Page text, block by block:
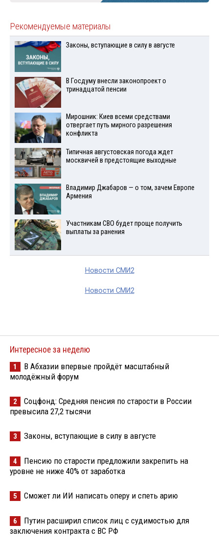
Рекомендуемые материалы
Законы, вступающие в силу в августе
В Госдуму внесли законопроект о
тринадцатой пенсии
Мирошник: Киев всеми средствами
отвергает путь мирного разрешения
конфликта
Типичная августовская погода ждет
москвичей в предстоящие выходные
Владимир Джабаров — о том, зачем Европе
Армения
Участникам СВО будет проще получить
выплаты за ранения
Новости СМИ2
Новости СМИ2
Интересное за неделю
1
В Абхазии впервые пройдёт масштабный
молодёжный форум
2
Соцфонд: Средняя пенсия по старости в России
превысила 27,2 тысячи
3 Законы, вступающие в силу в августе
4
Пенсию по старости предложили закрепить на
уровне не ниже 40% от заработка
5 Сможет ли ИИ написать оперу и спеть арию
6
Путин расширил список лиц с судимостью для
заключения контракта с ВС РФ